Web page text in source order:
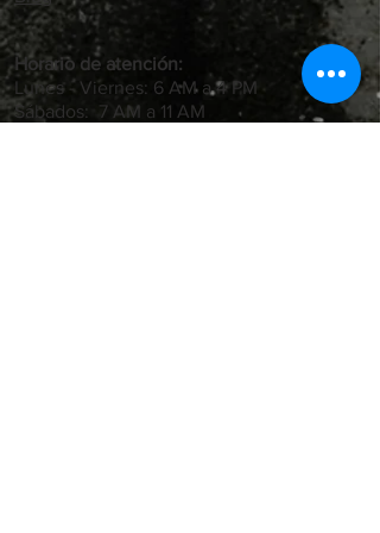
Horario de atención:
Lunes - Viernes: 6 AM a 4 PM
Sábados: 7 AM a 11 AM